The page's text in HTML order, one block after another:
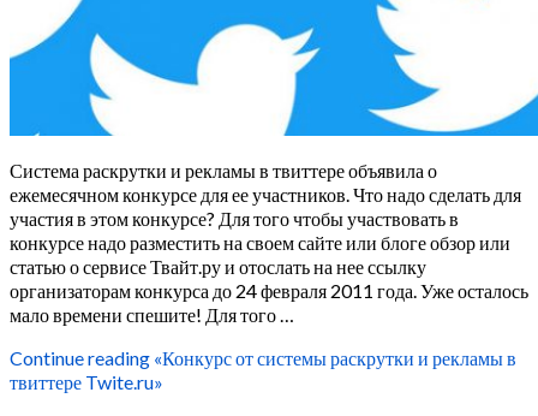
Система раскрутки и рекламы в твиттере объявила о
ежемесячном конкурсе для ее участников. Что надо сделать для
участия в этом конкурсе? Для того чтобы участвовать в
конкурсе надо разместить на своем сайте или блоге обзор или
статью о сервисе Твайт.ру и отослать на нее ссылку
организаторам конкурса до 24 февраля 2011 года. Уже осталось
мало времени спешите! Для того …
Continue reading «Конкурс от системы раскрутки и рекламы в
твиттере Twite.ru»